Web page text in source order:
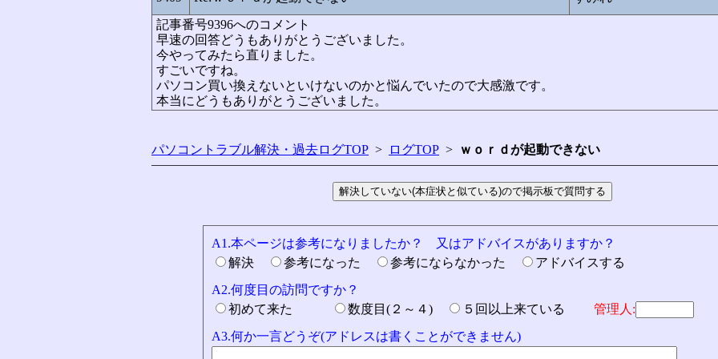
記事番号9396へのコメント
早速の回答どうもありがとうございました。
今やってみたら直りました。
すごいですね。
パソコン買い換えないといけないのかと悩んでいたので大感激です。
本当にどうもありがとうございました。
パソコントラブル解決・過去ログTOP > ログTOP > ｗｏｒｄが起動できない
A1.本ページは参考になりましたか？ 又はアドバイスがありますか？
解決
参考になった 参考にならなかった
アドバイスする
A2.何度目の訪問ですか？
初めて来た
数度目(２～４) ５回以上来ている 管理人:
A3.何か一言どうぞ(アドレスは書くことができません)